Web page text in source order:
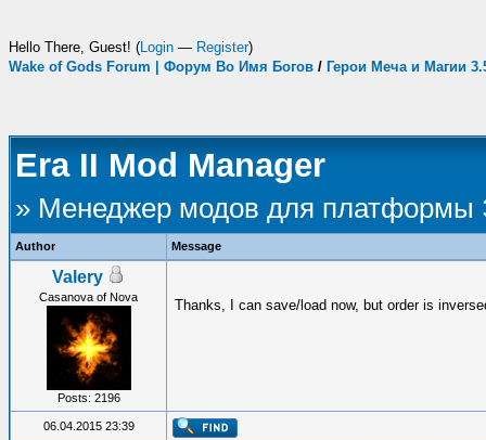
Hello There, Guest! (Login — Register)
Wake of Gods Forum | Форум Во Имя Богов / Герои Меча и Магии
Era II Mod Manager
» Менеджер модов для платформы
Author Message
Valery
Casanova of Nova
Posts: 2196
Thanks, I can save/load now, but order is
06.04.2015 23:39